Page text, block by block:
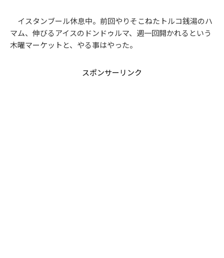
イスタンブール休息中。前回やりそこねたトルコ銭湯のハ
マム、伸びるアイスのドンドゥルマ、週一回開かれるという
木曜マーケットと、やる事はやった。
スポンサーリンク